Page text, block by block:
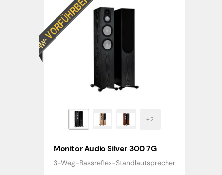
Monitor Audio Silver 300 7G
3-Weg-Bassreflex-Standlautsprecher